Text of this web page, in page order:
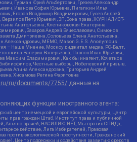
Гурман Юрий Альбертович, Грезев Александр
Иванова София Юрьевна, Пигалкин Илья
Егоров Владимир Владимирович, Гусев Андрей
Верзилов Петр Юрьевич, ЗП, Зона права, ЖУРНАЛИСТ-
Анатольевна, Клепиковская Екатерина
Захаров Андрей Вячеславович, Симонов
Дмитриевна, Соловьева Елена Анатольевна,
Александрович, МЕМО, Mason G.E.S. Anonymous
– Наше Мнение, Москоу диджитал медиа, РС-Балт,
Валерия Валерьевна, Павлов Иван Юрьевич,
Максим Владимирович, Как бы инагент, Кочетков
Честные выборы, Нобелевский призыв,
Алина Александровна, Григорьев Андрей
Хисамова Регина Фаритовна
ru/documents/7755/ данные на
функции иностранного агента:
центр немецкой и европейской культуры, Центр
прав граждан Штаб, Институт права и публичной
Альянс врачей, НАСИЛИЮ.НЕТ, Мы против СПИДа,
действие, Лига Избирателей, Правовая
против экологической преступности, Гражданский
Центр поддержки и содействия развитию средств